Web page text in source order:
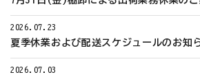
2026.07.23
夏季休業および配送スケジュールのお知
2026.07.03